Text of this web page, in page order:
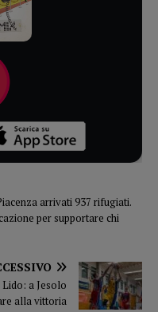
arrivati 937 rifugiati.
per supportare chi
a Jesolo
alla vittoria